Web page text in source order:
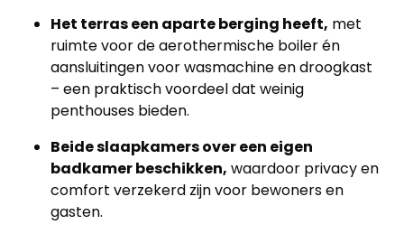
Het terras een aparte berging heeft, met
ruimte voor de aerothermische boiler én
aansluitingen voor wasmachine en droogkast
– een praktisch voordeel dat weinig
penthouses bieden.
Beide slaapkamers over een eigen
badkamer beschikken, waardoor privacy en
comfort verzekerd zijn voor bewoners en
gasten.